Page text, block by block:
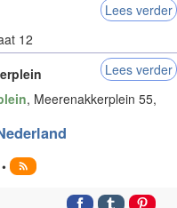
Lees verder
12
Lees verder
, Meerenakkerplein 55,